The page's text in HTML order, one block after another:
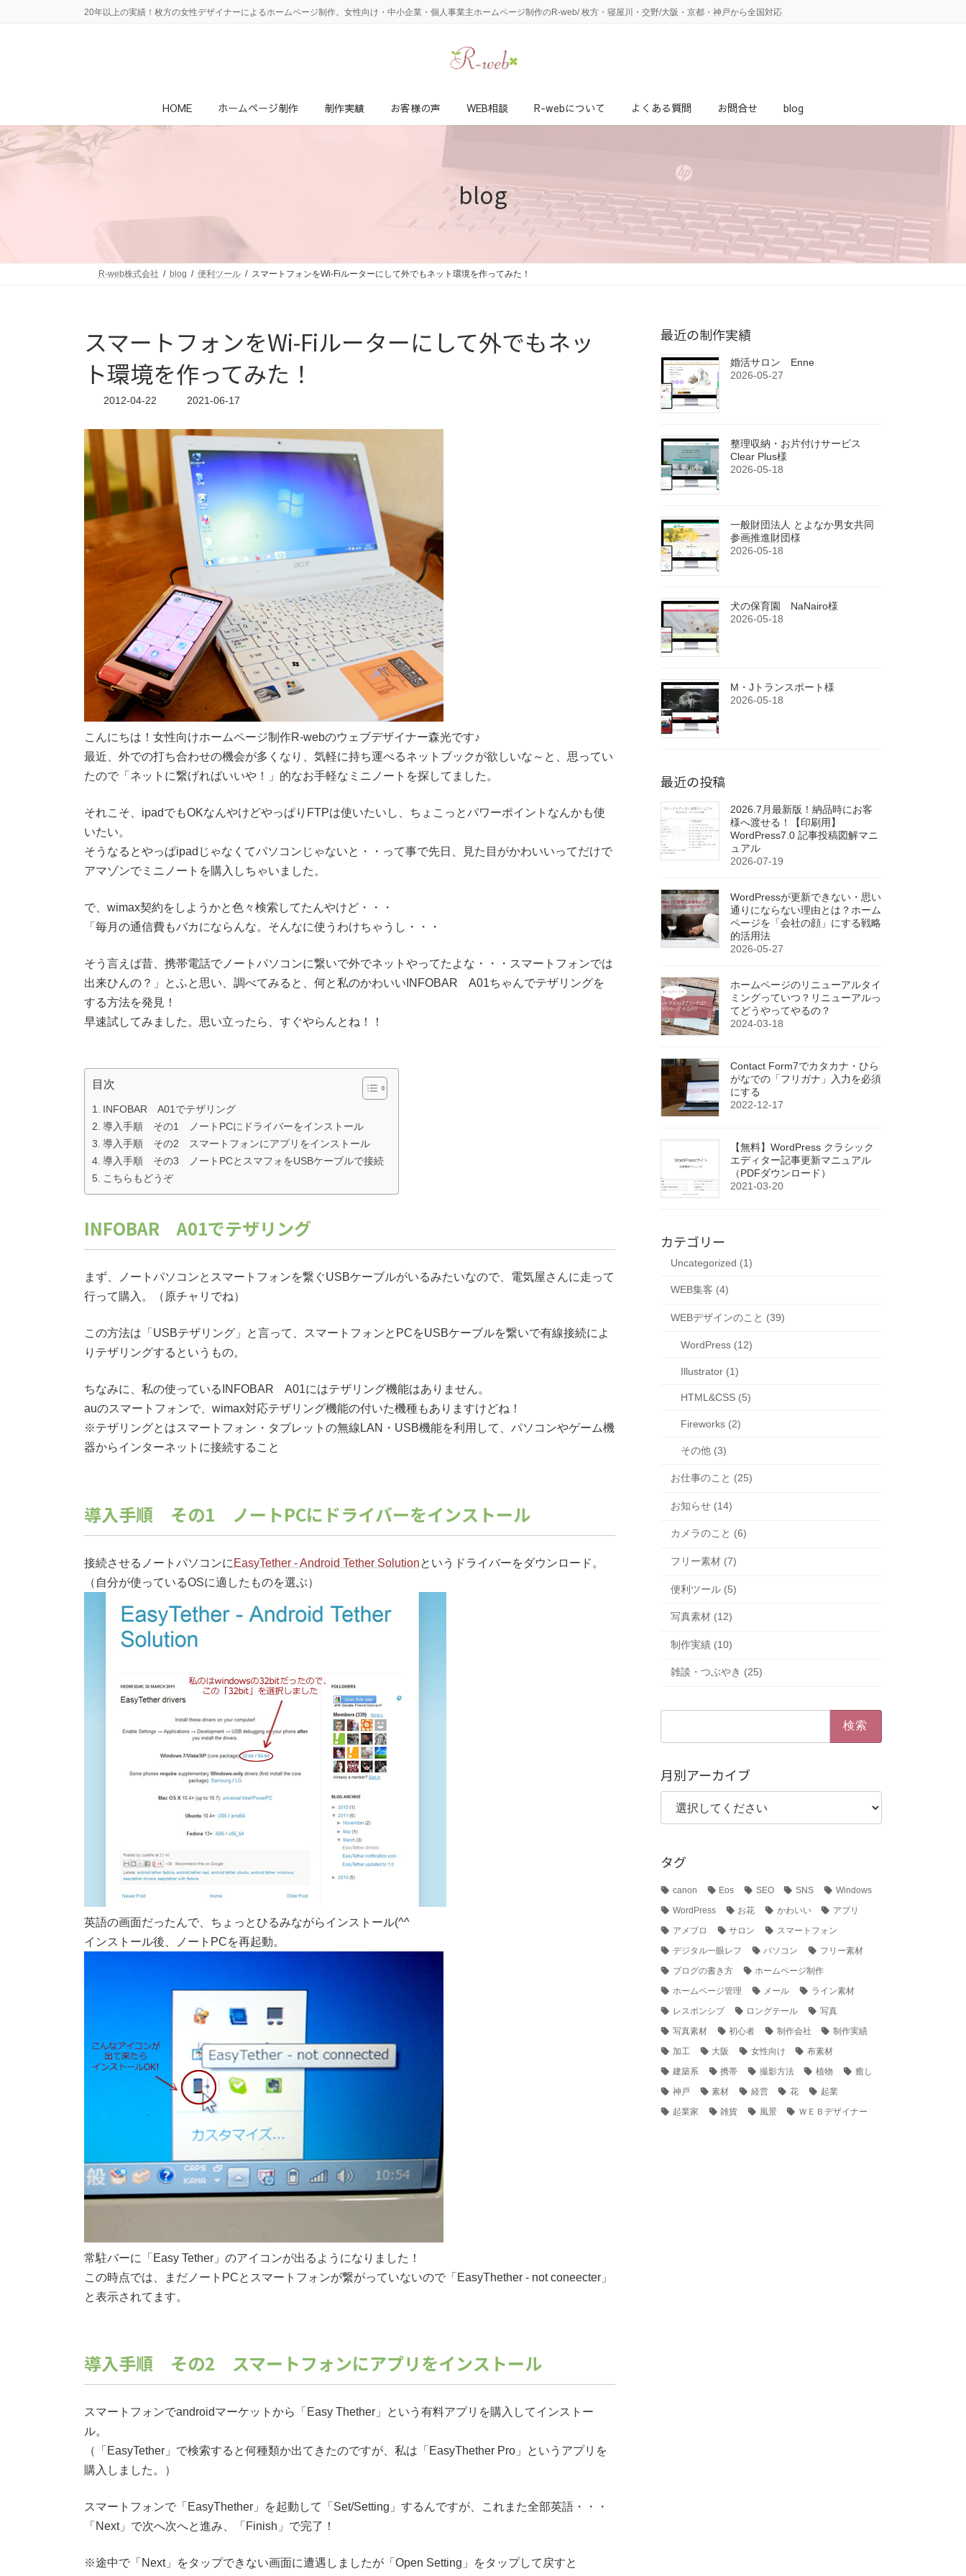
ッ
プ
移
動
20年以上の実績！枚方の女性デザイナーによるホームページ制作。女性向け・中小企業・個人事業主ホームページ制作のR-web/ 枚方・寝屋川・交野/大阪・京都・神戸から全国対応
HOME ホームページ制作 制作実績 お客様の声 WEB相談 R-webについて よくある質問 お問合せ blog
blog
R-web株式会社 blog 便利ツール スマートフォンをWi-Fiルーターにして外でもネット環境を作ってみた！
スマートフォンをWi-Fiルーターにして外でもネッ
ト環境を作ってみた！
2012-04-22
最
新
日
時
2021-06-17
こんにちは！女性向けホームページ制作R-webのウェブデザイナー森光です♪
最近、外での打ち合わせの機会が多くなり、気軽に持ち運べるネットブックが欲しいな～と、思ってい
たので「ネットに繋げればいいや！」的なお手軽なミニノートを探してました。
それこそ、ipadでもOKなんやけどやっぱりFTPは使いたいし、ちょこっとパワーポイントなんかも使
いたい。
そうなるとやっぱipadじゃなくてパソコンじゃないと・・って事で先日、見た目がかわいいってだけで
アマゾンでミニノートを購入しちゃいました。
で、wimax契約をしようかと色々検索してたんやけど・・・
「毎月の通信費もバカにならんな。そんなに使うわけちゃうし・・・
そう言えば昔、携帯電話でノートパソコンに繋いで外でネットやってたよな・・・スマートフォンでは
出来ひんの？」とふと思い、調べてみると、何と私のかわいいINFOBAR A01ちゃんでテザリングを
する方法を発見！
早速試してみました。思い立ったら、すぐやらんとね！！
目次
INFOBAR A01でテザリング
導入手順 その1 ノートPCにドライバーをインストール
導入手順 その2 スマートフォンにアプリをインストール
導入手順 その3 ノートPCとスマフォをUSBケーブルで接続
こちらもどうぞ
INFOBAR A01でテザリング
まず、ノートパソコンとスマートフォンを繋ぐUSBケーブルがいるみたいなので、電気屋さんに走って
行って購入。（原チャリでね）
この方法は「USBテザリング」と言って、スマートフォンとPCをUSBケーブルを繋いで有線接続によ
りテザリングするというもの。
ちなみに、私の使っているINFOBAR A01にはテザリング機能はありません。
auのスマートフォンで、wimax対応テザリング機能の付いた機種もありますけどね！
※テザリングとはスマートフォン・タブレットの無線LAN・USB機能を利用して、パソコンやゲーム機
器からインターネットに接続すること
導入手順 その1 ノートPCにドライバーをインストール
接続させるノートパソコンに EasyTether - Android Tether Solutionというドライバーをダウンロード。
（自分が使っているOSに適したものを選ぶ）
英語の画面だったんで、ちょっとひるみながらインストール(^^ゞ
インストール後、ノートPCを再起動。
常駐バーに「Easy Tether」のアイコンが出るようになりました！
この時点では、まだノートPCとスマートフォンが繋がっていないので「EasyThether - not coneecter」
と表示されてます。
導入手順 その2 スマートフォンにアプリをインストール
スマートフォンでandroidマーケットから「Easy Thether」という有料アプリを購入してインストー
ル。
（「EasyTether」で検索すると何種類か出てきたのですが、私は「EasyThether Pro」というアプリを
購入しました。）
スマートフォンで「EasyThether」を起動して「Set/Setting」するんですが、これまた全部英語・・・
「Next」で次へ次へと進み、「Finish」で完了！
※途中で「Next」をタップできない画面に遭遇しましたが「Open Setting」をタップして戻すと
最近の制作実績
婚活サロン Enne
2026-05-27
整理収納・お片付けサービス
Clear Plus様
2026-05-18
一般財団法人 とよなか男女共同
参画推進財団様
2026-05-18
犬の保育園 NaNairo様
2026-05-18
M・Jトランスポート様
2026-05-18
最近の投稿
2026.7月最新版！納品時にお客
様へ渡せる！【印刷用】
WordPress7.0 記事投稿図解マニ
ュアル
2026-07-19
WordPressが更新できない・思い
通りにならない理由とは？ホーム
ページを「会社の顔」にする戦略
的活用法
2026-05-27
ホームページのリニューアルタイ
ミングっていつ？リニューアルっ
てどうやってやるの？
2024-03-18
Contact Form7でカタカナ・ひら
がなでの「フリガナ」入力を必須
にする
2022-12-17
【無料】WordPress クラシック
エディター記事更新マニュアル
（PDFダウンロード）
2021-03-20
カテゴリー
Uncategorized (1)
WEB集客 (4)
WEBデザインのこと (39)
WordPress (12)
Illustrator (1)
HTML&CSS (5)
Fireworks (2)
その他 (3)
お仕事のこと (25)
お知らせ (14)
カメラのこと (6)
フリー素材 (7)
便利ツール (5)
写真素材 (12)
制作実績 (10)
雑談・つぶやき (25)
月別アーカイブ
タグ
canon Eos SEO SNS
Windows
WordPress
お花 かわいい
アプリ
アメブロ
サロン
スマートフォン
デジタル一眼レフ
パソコン
フリー素材
ブログの書き方
ホームページ制作
ホームページ管理
メール
ライン素材
レスポンシブ
ロングテール
写真
写真素材
初心者 制作会社
制作実績
加工
大阪 女性向け
布素材
建築系
携帯 撮影方法 植物
癒し
神戸
素材 経営 花
起業
起業家
雑貨 風景 ＷＥＢデザイナー